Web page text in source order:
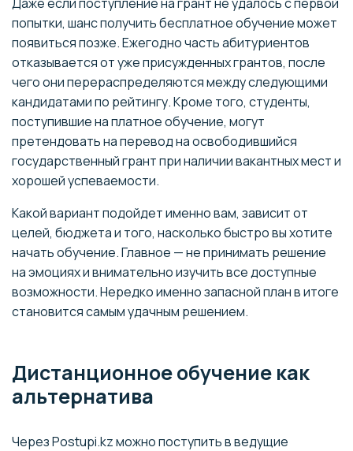
попытки, шанс получить бесплатное обучение может
появиться позже. Ежегодно часть абитуриентов
отказывается от уже присужденных грантов, после
чего они перераспределяются между следующими
кандидатами по рейтингу. Кроме того, студенты,
поступившие на платное обучение, могут
претендовать на перевод на освободившийся
государственный грант при наличии вакантных мест и
хорошей успеваемости.
Какой вариант подойдет именно вам, зависит от
целей, бюджета и того, насколько быстро вы хотите
начать обучение. Главное — не принимать решение
на эмоциях и внимательно изучить все доступные
возможности. Нередко именно запасной план в итоге
становится самым удачным решением.
Дистанционное обучение как
альтернатива
Через Postupi.kz можно поступить в ведущие